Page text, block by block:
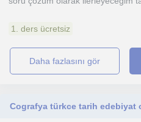
1. ders ücretsiz
daha fazlasını gör